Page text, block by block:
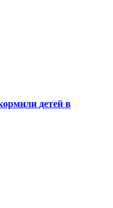
детей в